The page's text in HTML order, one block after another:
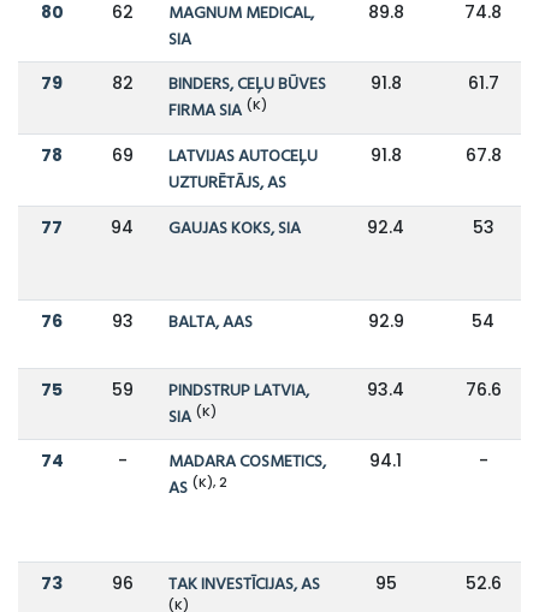
80 62
MAGNUM MEDICAL,
SIA
89.8 74.8
79 82
BINDERS, CEĻU BŪVES
FIRMA SIA (K)
91.8 61.7
78 69
LATVIJAS AUTOCEĻU
UZTURĒTĀJS, AS
91.8 67.8
77 94 GAUJAS KOKS, SIA 92.4 53
76 93 BALTA, AAS 92.9 54
75 59
PINDSTRUP LATVIA,
SIA (K)
93.4 76.6
74 -
MADARA COSMETICS,
AS (K), 2
94.1 -
73 96 TAK INVESTĪCIJAS, AS
(K)
95 52.6